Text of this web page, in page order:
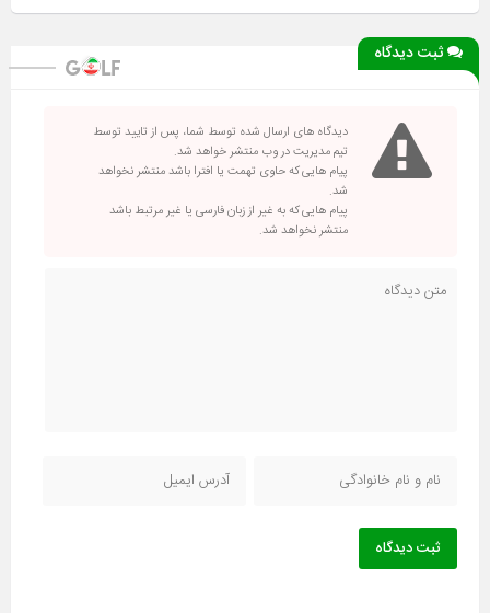
ثبت دیدگاه
دیدگاه های ارسال شده توسط شما، پس از تایید توسط
تیم مدیریت در وب منتشر خواهد شد.
پیام هایی که حاوی تهمت یا افترا باشد منتشر نخواهد
شد.
پیام هایی که به غیر از زبان فارسی یا غیر مرتبط باشد
منتشر نخواهد شد.
ثبت دیدگاه